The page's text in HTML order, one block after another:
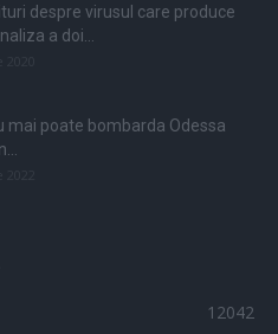
despre virusul care produce
a doi...
mai poate bombarda Odessa
12042